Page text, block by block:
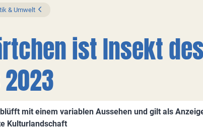
& Umwelt
ist Insekt des
mit einem variablen Aussehen und gilt als
Kulturlandschaft